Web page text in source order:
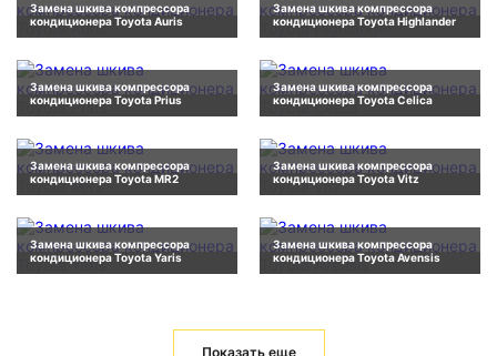
Замена шкива компрессора
кондиционера Toyota Auris
Замена шкива компрессора
кондиционера Toyota Highlander
Замена шкива компрессора
кондиционера Toyota Prius
Замена шкива компрессора
кондиционера Toyota Celica
Замена шкива компрессора
кондиционера Toyota MR2
Замена шкива компрессора
кондиционера Toyota Vitz
Замена шкива компрессора
кондиционера Toyota Yaris
Замена шкива компрессора
кондиционера Toyota Avensis
Показать еще